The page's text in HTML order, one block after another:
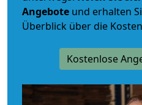
Angebote und erhalten
Überblick über die
Kostenlose